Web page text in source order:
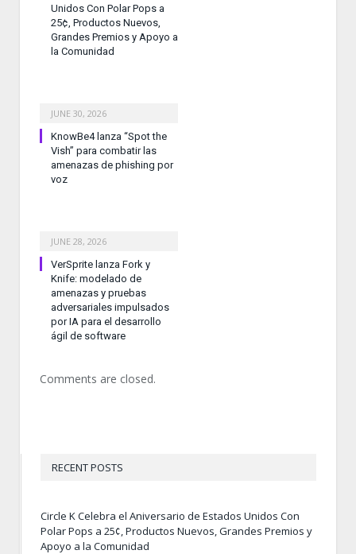
Unidos Con Polar Pops a
25¢, Productos Nuevos,
Grandes Premios y Apoyo a
la Comunidad
JUNE 30, 2026
KnowBe4 lanza “Spot the
Vish” para combatir las
amenazas de phishing por
voz
JUNE 28, 2026
VerSprite lanza Fork y
Knife: modelado de
amenazas y pruebas
adversariales impulsados
por IA para el desarrollo
ágil de software
Comments are closed.
RECENT POSTS
Circle K Celebra el Aniversario de Estados Unidos Con
Polar Pops a 25¢, Productos Nuevos, Grandes Premios y
Apoyo a la Comunidad